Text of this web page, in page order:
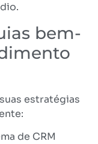
bem-
estratégias
de CRM